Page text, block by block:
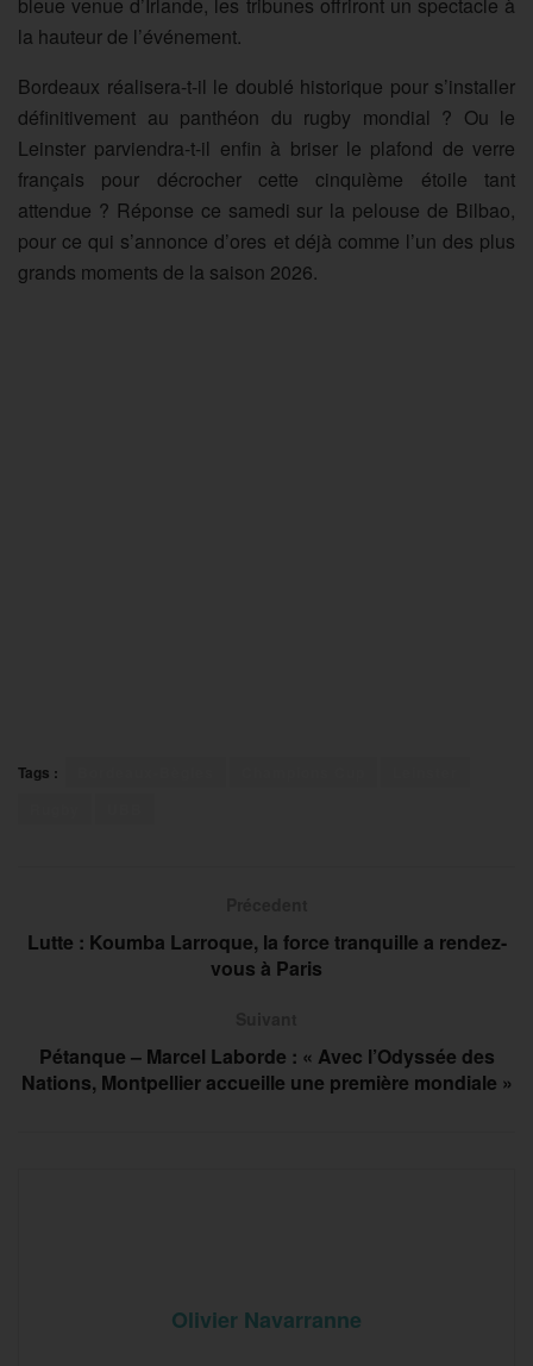
la hauteur de l’événement.
Bordeaux réalisera-t-il le doublé historique pour s’installer
définitivement au panthéon du rugby mondial ? Ou le
Leinster parviendra-t-il enfin à briser le plafond de verre
français pour décrocher cette cinquième étoile tant
attendue ? Réponse ce samedi sur la pelouse de Bilbao,
pour ce qui s’annonce d’ores et déjà comme l’un des plus
grands moments de la saison 2026.
Tags :
Lutte : Koumba Larroque, la force tranquille a rendez-
vous à Paris
Pétanque – Marcel Laborde : « Avec l’Odyssée des
Nations, Montpellier accueille une première mondiale »
Olivier Navarranne